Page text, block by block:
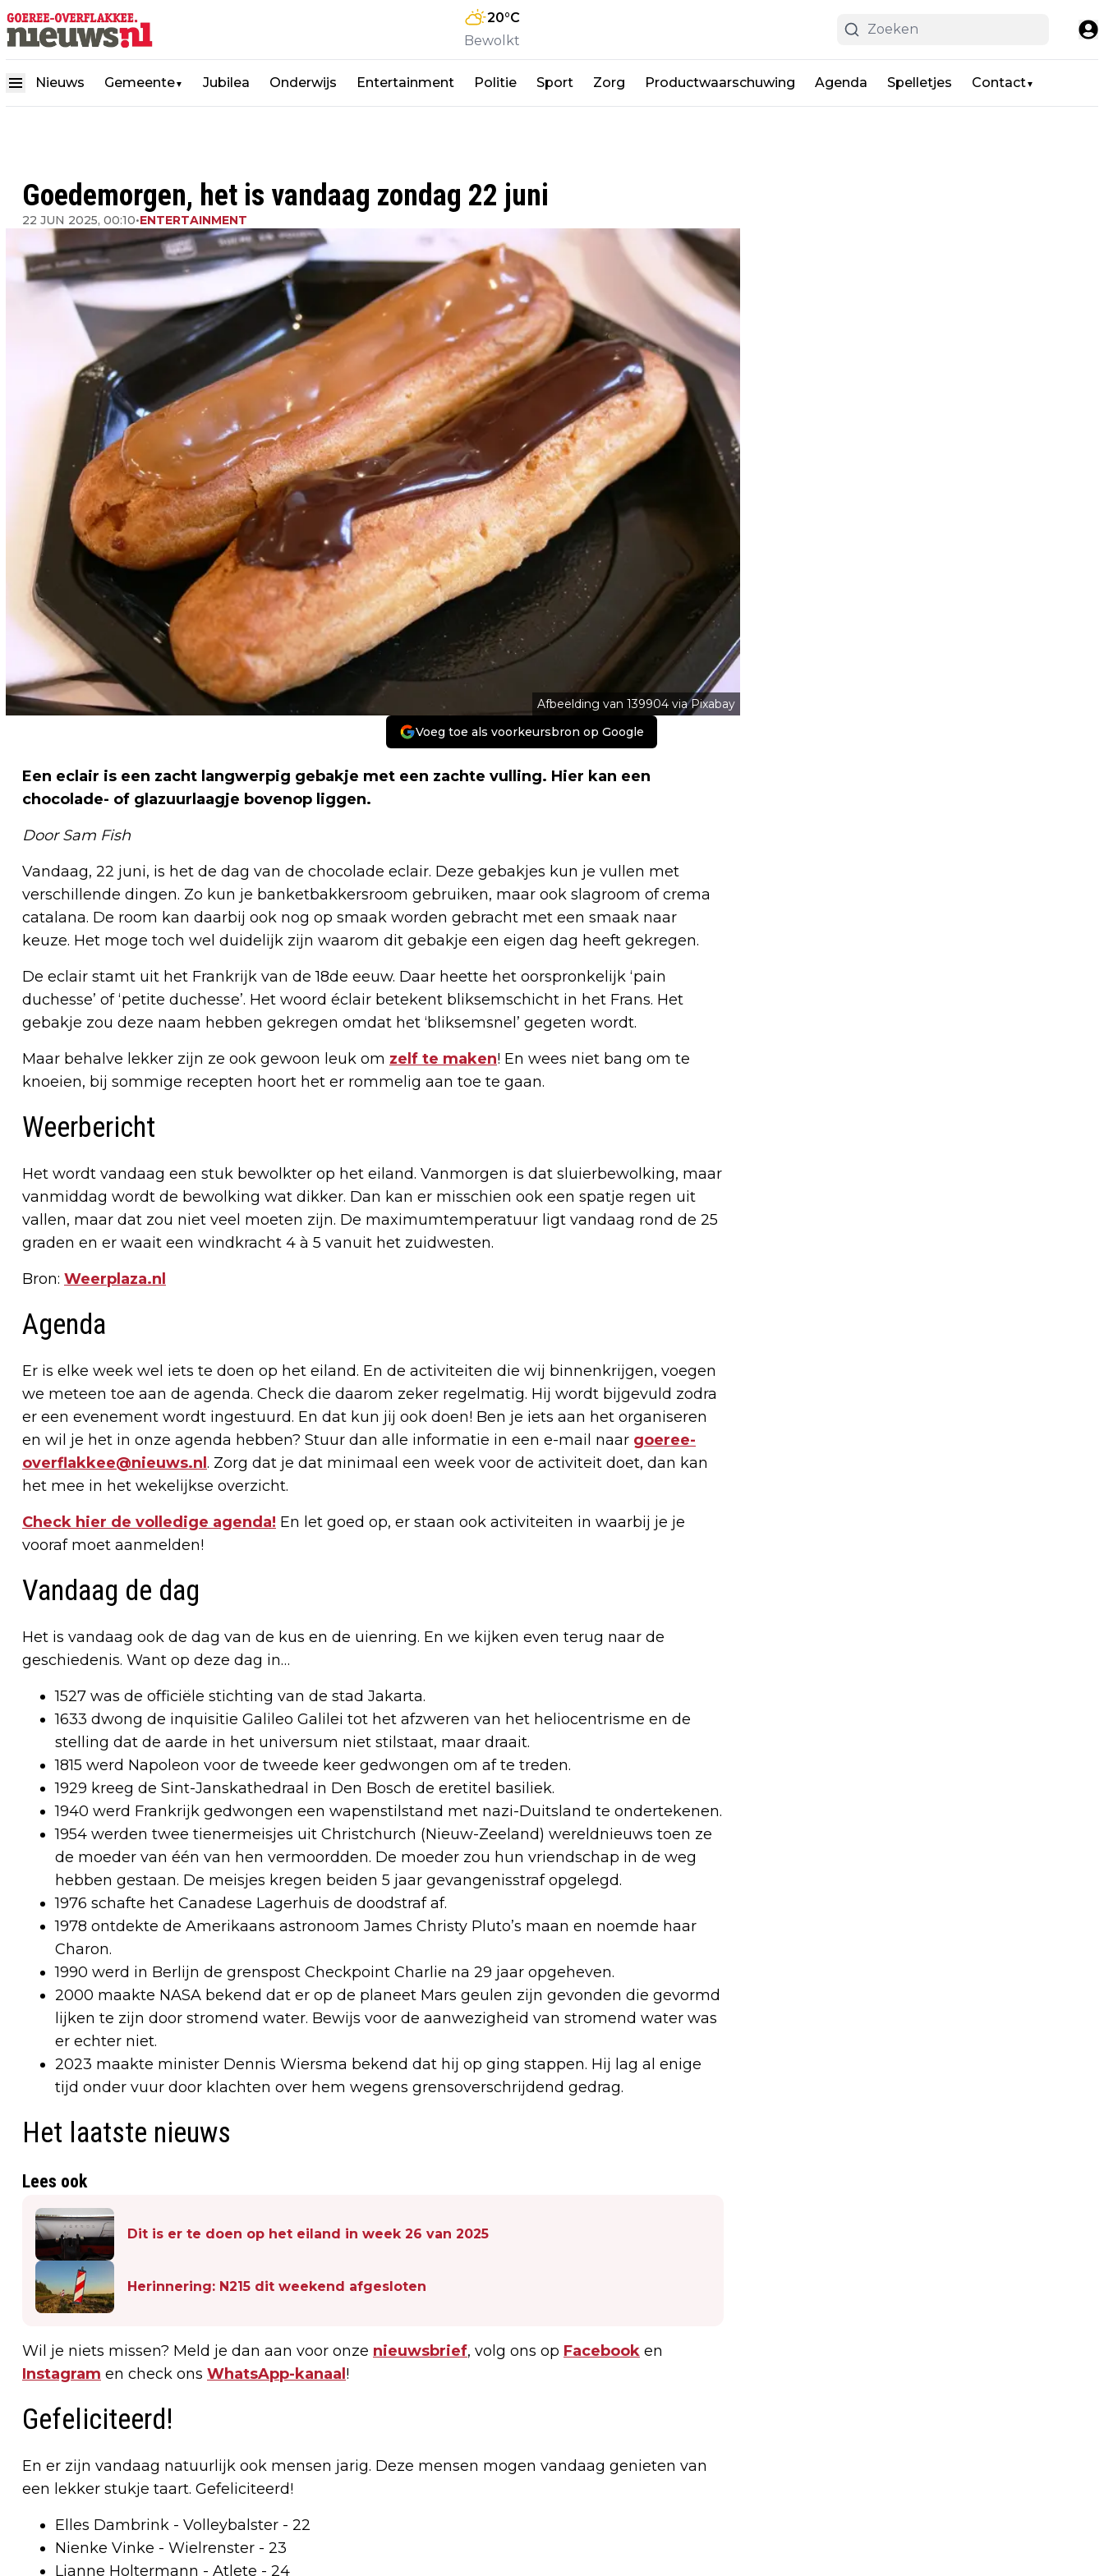
20°C
Bewolkt
Nieuws Gemeente▼ Jubilea Onderwijs Entertainment Politie Sport Zorg Productwaarschuwing Agenda Spelletjes Contact▼
Goedemorgen, het is vandaag zondag 22 juni
22 JUN 2025, 00:10•ENTERTAINMENT
Afbeelding van 139904 via Pixabay
Voeg toe als voorkeursbron op Google
Een eclair is een zacht langwerpig gebakje met een zachte vulling. Hier kan een
chocolade- of glazuurlaagje bovenop liggen.
Door Sam Fish
Vandaag, 22 juni, is het de dag van de chocolade eclair. Deze gebakjes kun je vullen met
verschillende dingen. Zo kun je banketbakkersroom gebruiken, maar ook slagroom of crema
catalana. De room kan daarbij ook nog op smaak worden gebracht met een smaak naar
keuze. Het moge toch wel duidelijk zijn waarom dit gebakje een eigen dag heeft gekregen.
De eclair stamt uit het Frankrijk van de 18de eeuw. Daar heette het oorspronkelijk ‘pain
duchesse’ of ‘petite duchesse’. Het woord éclair betekent bliksemschicht in het Frans. Het
gebakje zou deze naam hebben gekregen omdat het ‘bliksemsnel’ gegeten wordt.
Maar behalve lekker zijn ze ook gewoon leuk om zelf te maken! En wees niet bang om te
knoeien, bij sommige recepten hoort het er rommelig aan toe te gaan.
Weerbericht
Het wordt vandaag een stuk bewolkter op het eiland. Vanmorgen is dat sluierbewolking, maar
vanmiddag wordt de bewolking wat dikker. Dan kan er misschien ook een spatje regen uit
vallen, maar dat zou niet veel moeten zijn. De maximumtemperatuur ligt vandaag rond de 25
graden en er waait een windkracht 4 à 5 vanuit het zuidwesten.
Bron: Weerplaza.nl
Agenda
Er is elke week wel iets te doen op het eiland. En de activiteiten die wij binnenkrijgen, voegen
we meteen toe aan de agenda. Check die daarom zeker regelmatig. Hij wordt bijgevuld zodra
er een evenement wordt ingestuurd. En dat kun jij ook doen! Ben je iets aan het organiseren
en wil je het in onze agenda hebben? Stuur dan alle informatie in een e-mail naar goeree-
overflakkee@nieuws.nl. Zorg dat je dat minimaal een week voor de activiteit doet, dan kan
het mee in het wekelijkse overzicht.
Check hier de volledige agenda! En let goed op, er staan ook activiteiten in waarbij je je
vooraf moet aanmelden!
Vandaag de dag
Het is vandaag ook de dag van de kus en de uienring. En we kijken even terug naar de
geschiedenis. Want op deze dag in…
1527 was de officiële stichting van de stad Jakarta.
1633 dwong de inquisitie Galileo Galilei tot het afzweren van het heliocentrisme en de
stelling dat de aarde in het universum niet stilstaat, maar draait.
1815 werd Napoleon voor de tweede keer gedwongen om af te treden.
1929 kreeg de Sint-Janskathedraal in Den Bosch de eretitel basiliek.
1940 werd Frankrijk gedwongen een wapenstilstand met nazi-Duitsland te ondertekenen.
1954 werden twee tienermeisjes uit Christchurch (Nieuw-Zeeland) wereldnieuws toen ze
de moeder van één van hen vermoordden. De moeder zou hun vriendschap in de weg
hebben gestaan. De meisjes kregen beiden 5 jaar gevangenisstraf opgelegd.
1976 schafte het Canadese Lagerhuis de doodstraf af.
1978 ontdekte de Amerikaans astronoom James Christy Pluto’s maan en noemde haar
Charon.
1990 werd in Berlijn de grenspost Checkpoint Charlie na 29 jaar opgeheven.
2000 maakte NASA bekend dat er op de planeet Mars geulen zijn gevonden die gevormd
lijken te zijn door stromend water. Bewijs voor de aanwezigheid van stromend water was
er echter niet.
2023 maakte minister Dennis Wiersma bekend dat hij op ging stappen. Hij lag al enige
tijd onder vuur door klachten over hem wegens grensoverschrijdend gedrag.
Het laatste nieuws
Lees ook
Dit is er te doen op het eiland in week 26 van 2025
Herinnering: N215 dit weekend afgesloten
Wil je niets missen? Meld je dan aan voor onze nieuwsbrief, volg ons op Facebook en
Instagram en check ons WhatsApp-kanaal !
Gefeliciteerd!
En er zijn vandaag natuurlijk ook mensen jarig. Deze mensen mogen vandaag genieten van
een lekker stukje taart. Gefeliciteerd!
Elles Dambrink - Volleybalster - 22
Nienke Vinke - Wielrenster - 23
Lianne Holtermann - Atlete - 24